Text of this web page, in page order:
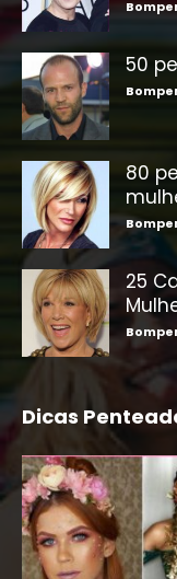
50
80
25
Dicas